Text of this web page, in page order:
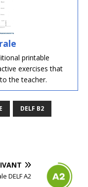
printable
exercises that
the teacher.
DELF B2
DELF A2